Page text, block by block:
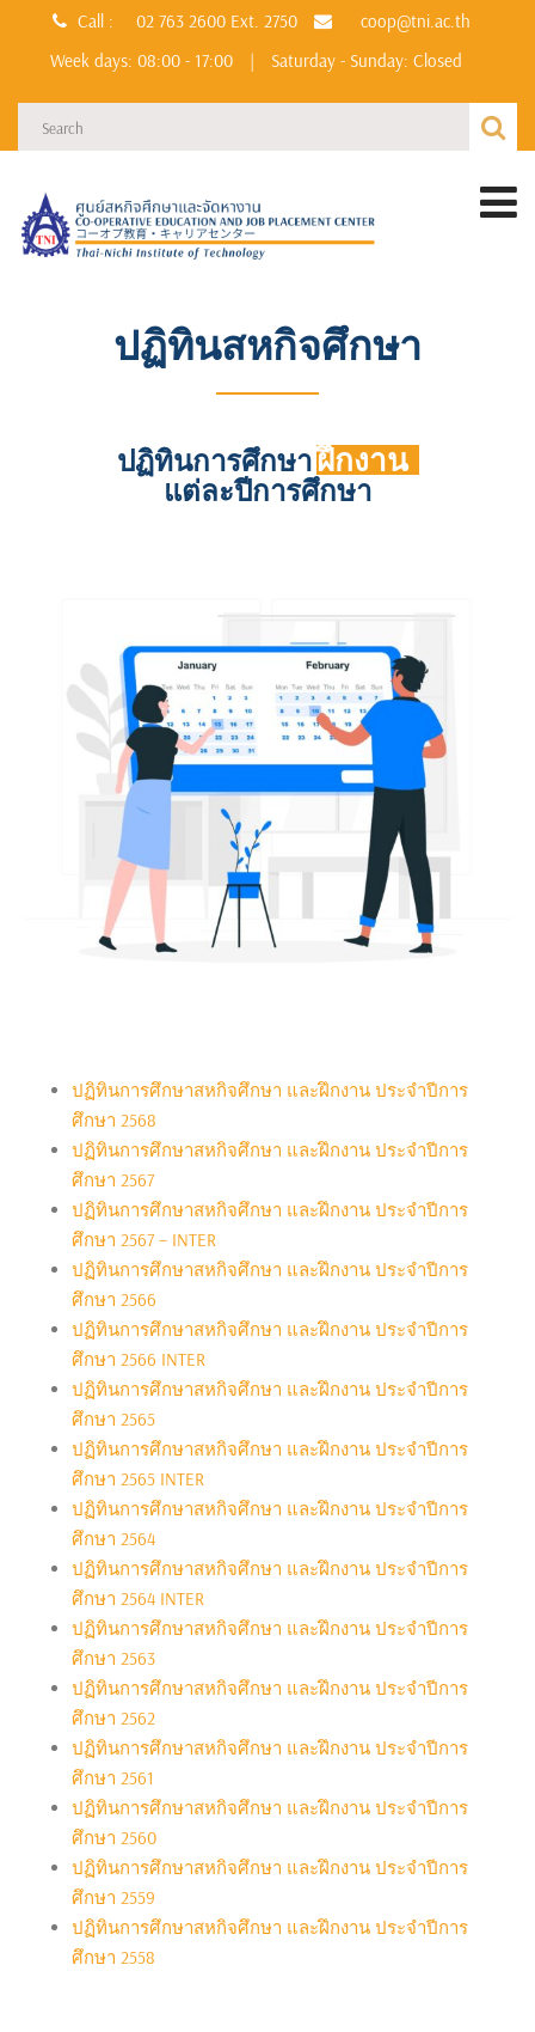
Call : 02 763 2600 Ext. 2750
coop@tni.ac.th
Week days: 08:00 - 17:00
| Saturday - Sunday: Closed
ปฏิทินสหกิจศึกษา
ปฏิทินการศึกษาฝึกงาน
แต่ละปีการศึกษา
ปฏิทินการศึกษาสหกิจศึกษา และฝึกงาน ประจำปีการ
ศึกษา 2568
ปฏิทินการศึกษาสหกิจศึกษา และฝึกงาน ประจำปีการ
ศึกษา 2567
ปฏิทินการศึกษาสหกิจศึกษา และฝึกงาน ประจำปีการ
ศึกษา 2567 – INTER
ปฏิทินการศึกษาสหกิจศึกษา และฝึกงาน ประจำปีการ
ศึกษา 2566
ปฏิทินการศึกษาสหกิจศึกษา และฝึกงาน ประจำปีการ
ศึกษา 2566 INTER
ปฏิทินการศึกษาสหกิจศึกษา และฝึกงาน ประจำปีการ
ศึกษา 2565
ปฏิทินการศึกษาสหกิจศึกษา และฝึกงาน ประจำปีการ
ศึกษา 2565 INTER
ปฏิทินการศึกษาสหกิจศึกษา และฝึกงาน ประจำปีการ
ศึกษา 2564
ปฏิทินการศึกษาสหกิจศึกษา และฝึกงาน ประจำปีการ
ศึกษา 2564 INTER
ปฏิทินการศึกษาสหกิจศึกษา และฝึกงาน ประจำปีการ
ศึกษา 2563
ปฏิทินการศึกษาสหกิจศึกษา และฝึกงาน ประจำปีการ
ศึกษา 2562
ปฏิทินการศึกษาสหกิจศึกษา และฝึกงาน ประจำปีการ
ศึกษา 2561
ปฏิทินการศึกษาสหกิจศึกษา และฝึกงาน ประจำปีการ
ศึกษา 2560
ปฏิทินการศึกษาสหกิจศึกษา และฝึกงาน ประจำปีการ
ศึกษา 2559
ปฏิทินการศึกษาสหกิจศึกษา และฝึกงาน ประจำปีการ
ศึกษา 2558